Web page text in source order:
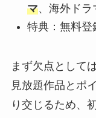
マ、海外ドラ
特典：無料登
まず欠点としては
見放題作品とポ
り交じるため、